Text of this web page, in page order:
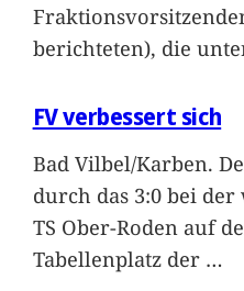
berichteten), die
FV verbessert sich
Bad Vilbel/Karben.
durch das 3:0 bei
TS Ober-Roden auf
Tabellenplatz der …